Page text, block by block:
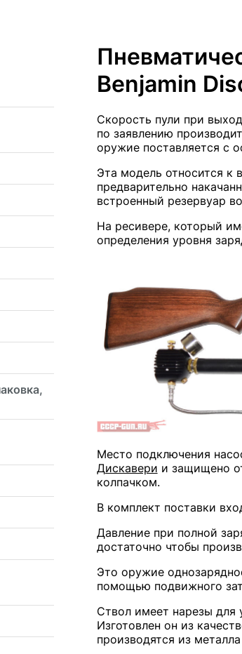
Benjamin
Скорость пули при
по заявлению
оружие поставляется с
Эта модель относится к
предварительно
встроенный резервуар
На ресивере, который
определения уровня
Место подключения
Дискавери и защищено
колпачком.
В комплект поставки
Давление при полной
достаточно чтобы
Это оружие
помощью подвижного
Ствол имеет нарезы для
Изготовлен он из
производятся из